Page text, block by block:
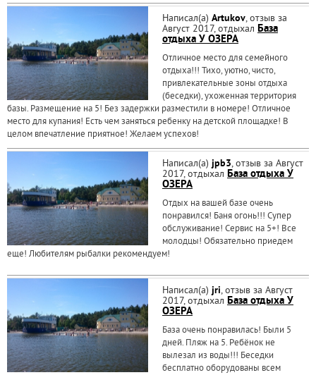
Написал(а) Artukov, отзыв за
Август 2017, отдыхал База
отдыха У ОЗЕРА
Отличное место для семейного
отдыха!!! Тихо, уютно, чисто,
привлекательные зоны отдыха
(беседки), ухоженная территория
базы. Размещение на 5! Без задержки разместили в номере! Отличное
место для купания! Есть чем заняться ребенку на детской площадке! В
целом впечатление приятное! Желаем успехов!
Написал(а)jpb3, отзыв за Август
2017, отдыхал База отдыха У
ОЗЕРА
Отдых на вашей базе очень
понравился! Баня огонь!!! Супер
обслуживание! Сервис на 5+! Все
молодцы! Обязательно приедем
еще! Любителям рыбалки рекомендуем!
Написал(а)jri, отзыв за Август
2017, отдыхал База отдыха У
ОЗЕРА
База очень понравилась! Были 5
дней. Пляж на 5. Ребёнок не
вылезал из воды!!! Беседки
бесплатно оборудованы всем